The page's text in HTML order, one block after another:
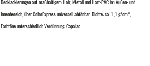
Decklackierungen auf maßhaltigem Holz, Metall und Hart-PVC im Außen- und
Innenbereich, über ColorExpress universell abtönbar. Dichte: ca. 1,1 g/cm³,
Farbtöne unterschiedlich Verdünnung: Capalac…